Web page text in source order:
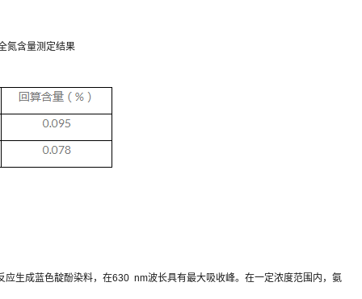
氮含量测定结果
生成蓝色靛酚染料，在630 nm波长具有最大吸收峰。在一定浓度范围内，氨